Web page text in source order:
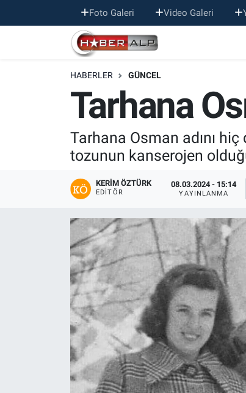
Foto Galeri Video Galeri
HABERLER GÜNCEL
Tarhana
Tarhana Osman adını
tozunun kanserojen
KERIM ÖZTÜRK
EDITÖR
08.03.2024 - 15:14
YAYINLANMA
Nöbetçi Eczaneler
Hava Durumu
Trafik Durumu
Süper Lig Puan Durumu ve Fikstür
Son Dakika Haberleri
Haber Arşivi